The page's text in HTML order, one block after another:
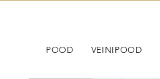
POOD VEINIPOOD